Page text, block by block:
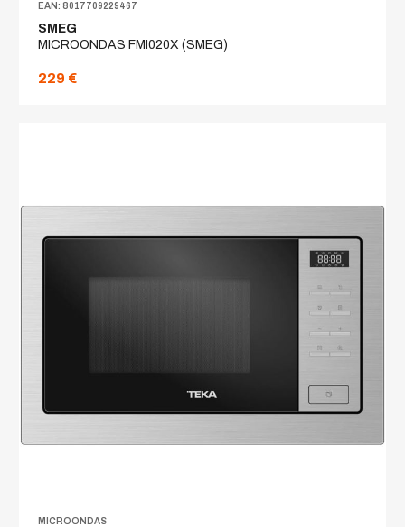
EAN: 8017709229467
SMEG
MICROONDAS FMI020X (SMEG)
229 €
MICROONDAS